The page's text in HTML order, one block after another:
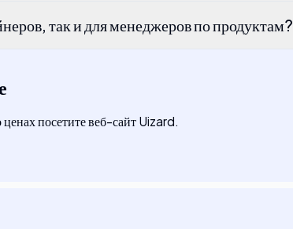
так и для менеджеров по продуктам?
посетите веб-сайт Uizard.